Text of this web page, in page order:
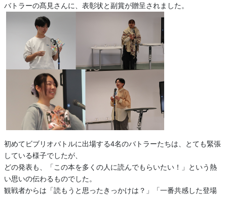
バトラーの髙見さんに、表彰状と副賞が贈呈されました。
初めてビブリオバトルに出場する4名のバトラーたちは、とても緊張
している様子でしたが、
どの発表も、「この本を多くの人に読んでもらいたい！」という熱
い思いの伝わるものでした。
観戦者からは「読もうと思ったきっかけは？」「一番共感した登場